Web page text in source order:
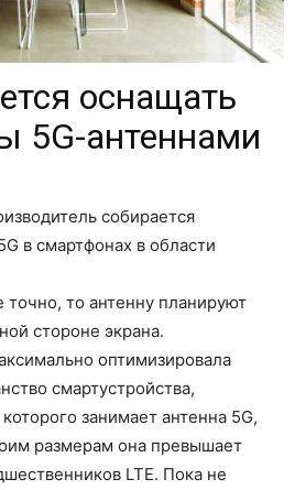
оснащать
5G-антеннами
собирается
в смартфонах в области
точно, то антенну планируют
стороне экрана.
оптимизировала
смартустройства,
занимает антенна 5G,
размерам она превышает
LTE. Пока не